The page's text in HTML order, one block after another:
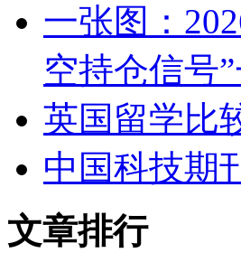
一张图：
空持仓信号
英国留学比
中国科技期
文章排行